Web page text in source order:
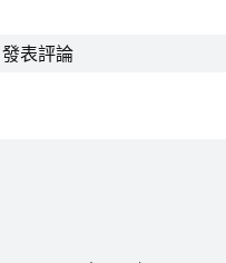
發表評論